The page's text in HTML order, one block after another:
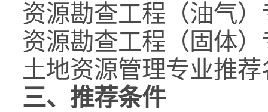
资源勘查工程（油气
资源勘查工程（固体
土地资源管理专业推
三、 推荐条件